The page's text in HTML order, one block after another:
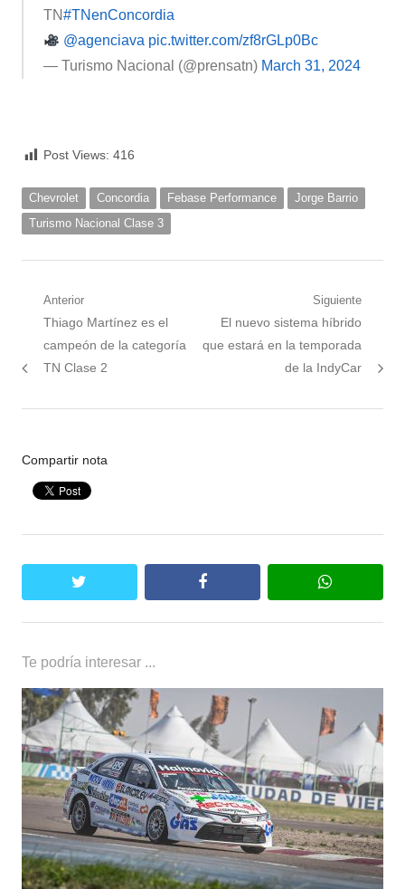
TN#TNenConcordia
@agenciava pic.twitter.com/zf8rGLp0Bc
— Turismo Nacional (@prensatn) March 31, 2024
Post Views: 416
Chevrolet Concordia Febase Performance
Jorge Barrio
Turismo Nacional Clase 3
Navegación
entradas
Anterior
Nota
anterior:
Thiago Martínez es el
campeón de la categoría
TN Clase 2
Siguiente
Siguiente
nota:
El nuevo sistema híbrido
que estará en la temporada
de la IndyCar
Compartir nota
facebook whatsapp
Te podría interesar ...